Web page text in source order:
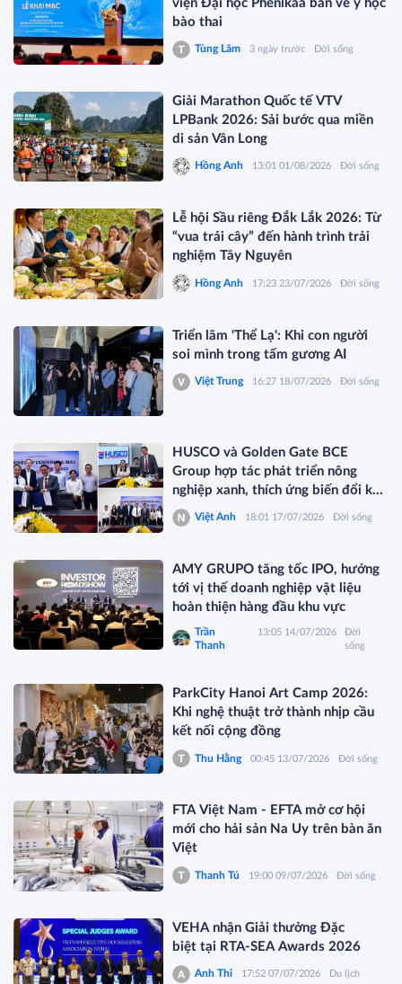
viện Đại học Phenikaa bàn về y học
bào thai
Tùng Lâm 3 ngày trước Đời sống
Giải Marathon Quốc tế VTV
LPBank 2026: Sải bước qua miền
di sản Vân Long
Hồng Anh 13:01 01/08/2026 Đời sống
Lễ hội Sầu riêng Đắk Lắk 2026: Từ
“vua trái cây” đến hành trình trải
nghiệm Tây Nguyên
Hồng Anh 17:23 23/07/2026 Đời sống
Triển lãm 'Thể Lạ': Khi con người
soi mình trong tấm gương AI
Việt Trung 16:27 18/07/2026 Đời sống
HUSCO và Golden Gate BCE
Group hợp tác phát triển nông
nghiệp xanh, thích ứng biến đổi khí
hậu
Việt Anh 18:01 17/07/2026 Đời sống
AMY GRUPO tăng tốc IPO, hướng
tới vị thế doanh nghiệp vật liệu
hoàn thiện hàng đầu khu vực
Trần
Thanh
13:05 14/07/2026
Đời
sống
ParkCity Hanoi Art Camp 2026:
Khi nghệ thuật trở thành nhịp cầu
kết nối cộng đồng
Thu Hằng 00:45 13/07/2026 Đời sống
FTA Việt Nam - EFTA mở cơ hội
mới cho hải sản Na Uy trên bàn ăn
Việt
Thanh Tú 19:00 09/07/2026 Đời sống
VEHA nhận Giải thưởng Đặc
biệt tại RTA-SEA Awards 2026
Anh Thi 17:52 07/07/2026 Du lịch